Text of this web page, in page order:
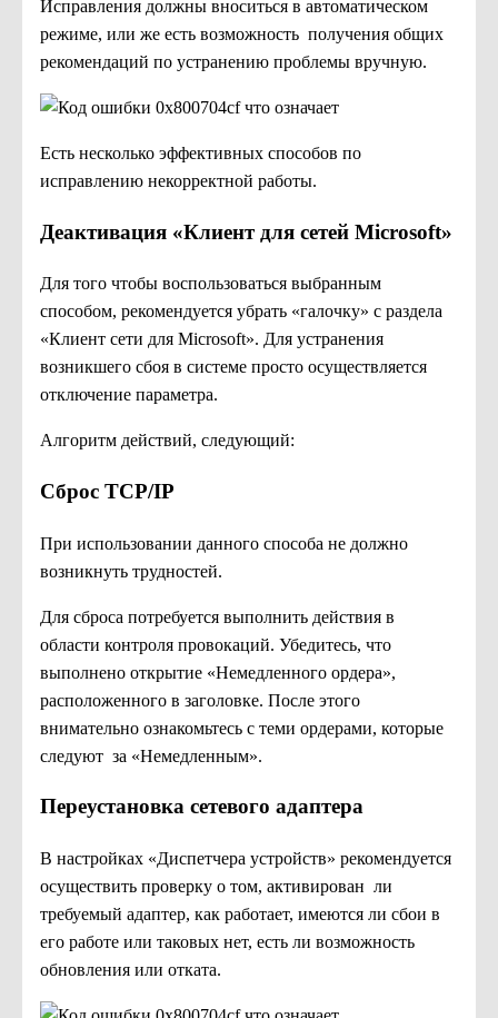
Исправления должны вноситься в автоматическом
режиме, или же есть возможность получения общих
рекомендаций по устранению проблемы вручную.
Есть несколько эффективных способов по
исправлению некорректной работы.
Деактивация «Клиент для сетей Microsoft»
Для того чтобы воспользоваться выбранным
способом, рекомендуется убрать «галочку» с раздела
«Клиент сети для Microsoft». Для устранения
возникшего сбоя в системе просто осуществляется
отключение параметра.
Алгоритм действий, следующий:
Сброс TCP/IP
При использовании данного способа не должно
возникнуть трудностей.
Для сброса потребуется выполнить действия в
области контроля провокаций. Убедитесь, что
выполнено открытие «Немедленного ордера»,
расположенного в заголовке. После этого
внимательно ознакомьтесь с теми ордерами, которые
следуют за «Немедленным».
Переустановка сетевого адаптера
В настройках «Диспетчера устройств» рекомендуется
осуществить проверку о том, активирован ли
требуемый адаптер, как работает, имеются ли сбои в
его работе или таковых нет, есть ли возможность
обновления или отката.